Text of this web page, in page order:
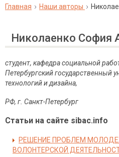
Главная Наши авторы
Николаенко София
студент, кафедра социальной
Петербургский государственный
технологий и дизайна,
РФ, г. Санкт-Петербург
Статьи на сайте sibac.info
РЕШЕНИЕ ПРОБЛЕМ
ВОЛОНТЕРСКОЙ